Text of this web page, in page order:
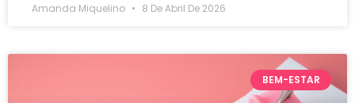
Amanda Miquelino 8 De Abril De 2026
BEM-ESTAR